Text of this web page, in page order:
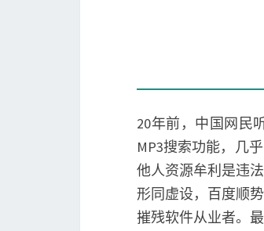
20年前，中国网民
MP3搜索功能，几
他人资源牟利是违
形同虚设，百度顺
摧残软件从业者。